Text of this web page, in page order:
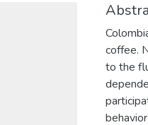
coffee.
to the